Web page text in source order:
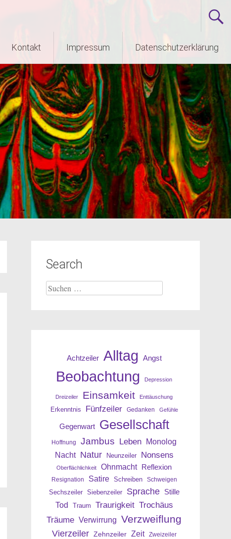
Kontakt Impressum Datenschutzerklärung
Search
Suche
nach:
Achtzeiler Alltag Angst
Beobachtung Depression
Dreizeiler Einsamkeit Enttäuschung
Erkenntnis Fünfzeiler Gedanken Gefühle
Gegenwart Gesellschaft
Hoffnung Jambus Leben Monolog
Nacht Natur Neunzeiler Nonsens
Oberflächlichkeit Ohnmacht Reflexion
Resignation Satire Schreiben Schweigen
Sechszeiler Siebenzeiler Sprache Stille
Tod Traum Traurigkeit Trochäus
Träume Verwirrung Verzweiflung
Vierzeiler Zehnzeiler Zeit Zweizeiler